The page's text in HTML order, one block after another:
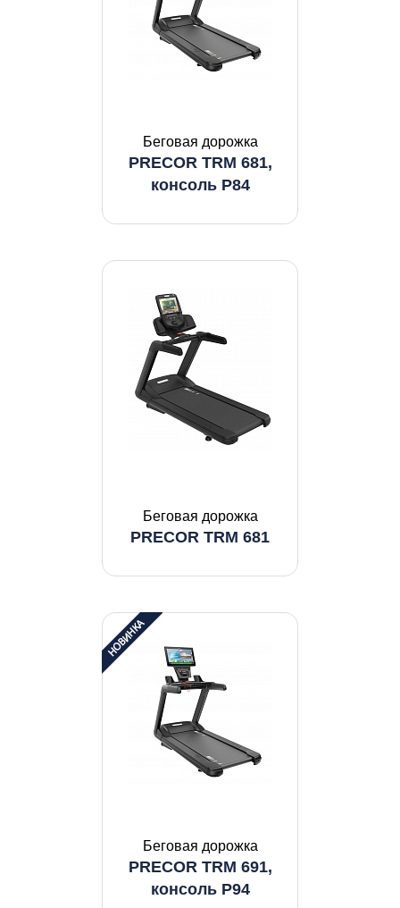
Беговая дорожка
PRECOR TRM 681,
консоль P84
Беговая дорожка
PRECOR TRM 681
Беговая дорожка
PRECOR TRM 691,
консоль P94